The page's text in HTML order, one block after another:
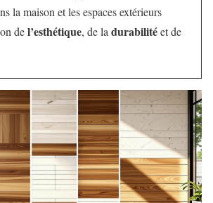
la maison et les espaces extérieurs
del’esthétique, de la durabilitéet de